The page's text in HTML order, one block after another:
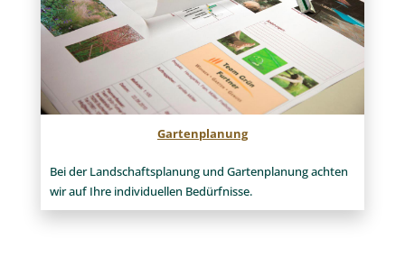
Gartenplanung
Bei der Landschaftsplanung und Gartenplanung achten
wir auf Ihre individuellen Bedürfnisse.